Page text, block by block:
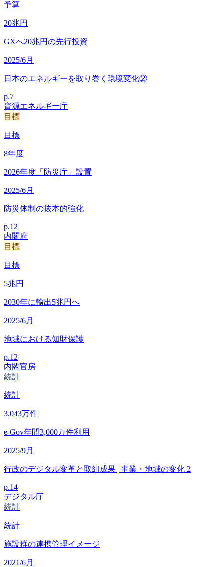
予算
20兆円
GXへ20兆円の先行投資
2025/6月
日本のエネルギーを取り巻く環境変化②
p.7
資源エネルギー庁
目標
目標
8年度
2026年度「防災庁」設置
2025/6月
防災体制の抜本的強化
p.12
内閣府
目標
目標
5兆円
2030年に輸出5兆円へ
2025/6月
地域における知財保護
p.12
内閣官房
統計
統計
3,043万件
e-Gov年間3,000万件利用
2025/9月
行政のデジタル変革と取組成果 | 事業・地域の変化 2
p.14
デジタル庁
統計
統計
施設群の連携管理イメージ
2021/6月